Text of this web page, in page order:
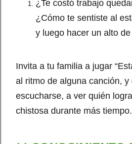
¿Te costó trabajo
¿Cómo te sentiste al
y luego hacer un alto
Invita a tu familia a jugar
al ritmo de alguna canción,
escucharse, a ver quién
chistosa durante más tiempo.